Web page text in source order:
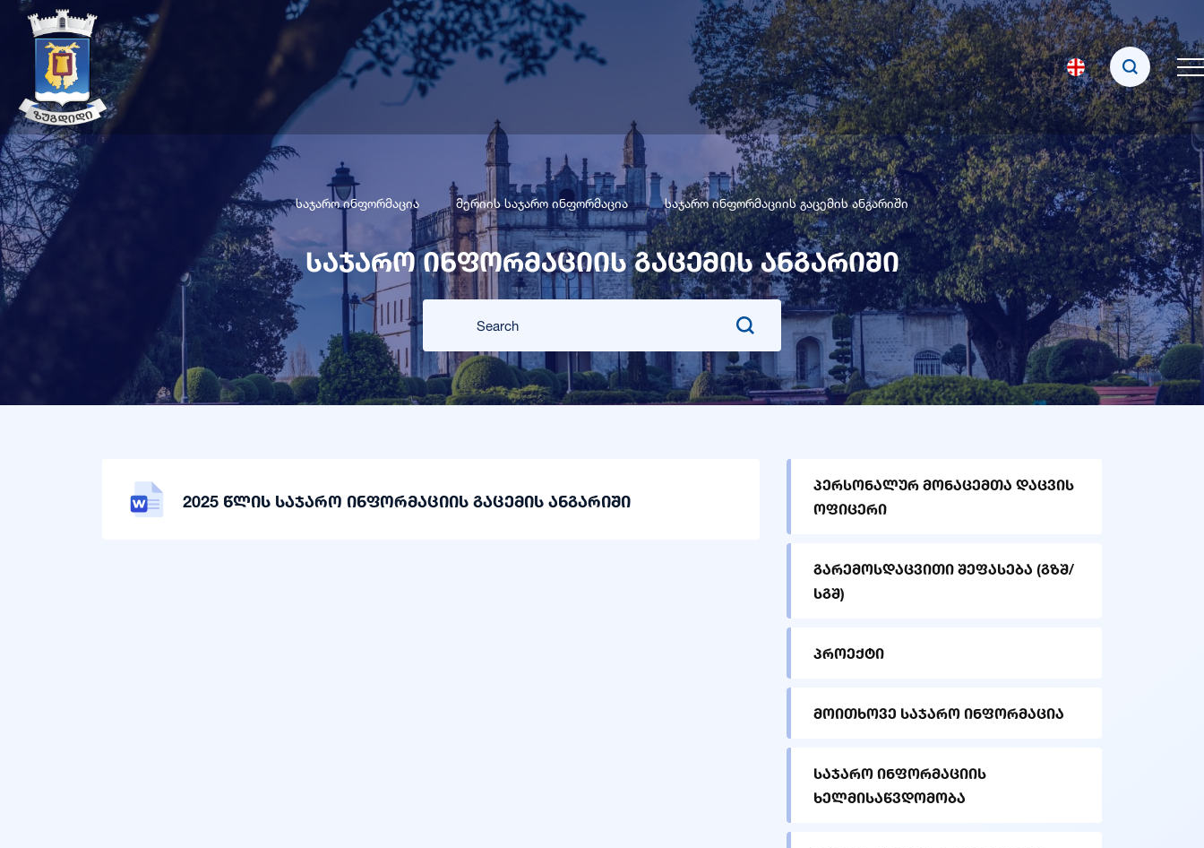
საჯარო ინფორმაცია მერიის საჯარო ინფორმაცია საჯარო ინფორმაციის გაცემის ანგარიში
საჯარო ინფორმაციის გაცემის ანგარიში
2025 წლის საჯარო ინფორმაციის გაცემის ანგარიში
პერსონალურ მონაცემთა დაცვის
ოფიცერი
გარემოსდაცვითი შეფასება (გზშ/
სგშ)
პროექტი
მოითხოვე საჯარო ინფორმაცია
საჯარო ინფორმაციის
ხელმისაწვდომობა